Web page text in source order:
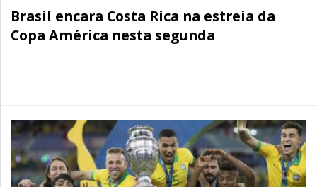
Brasil encara Costa Rica na estreia da
Copa América nesta segunda